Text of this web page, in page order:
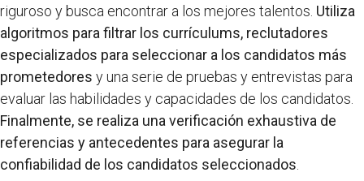
riguroso y busca encontrar a los mejores talentos. Utiliza
algoritmos para filtrar los currículums, reclutadores
especializados para seleccionar a los candidatos más
prometedores y una serie de pruebas y entrevistas para
evaluar las habilidades y capacidades de los candidatos.
Finalmente, se realiza una verificación exhaustiva de
referencias y antecedentes para asegurar la
confiabilidad de los candidatos seleccionados.